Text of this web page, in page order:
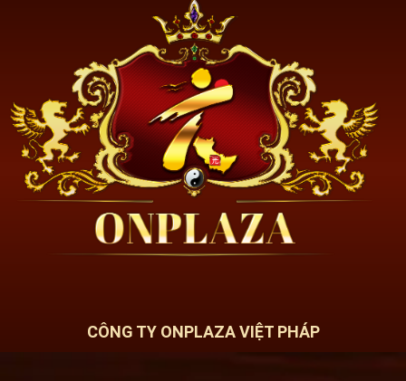
CÔNG TY ONPLAZA VIỆT PHÁP